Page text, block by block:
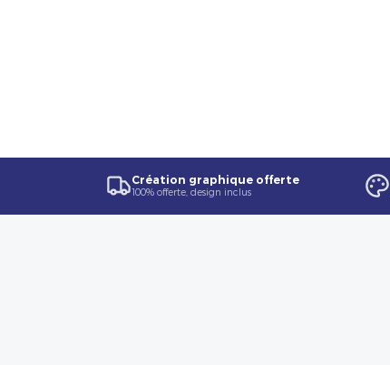
Création graphique offerte
100% offerte, design inclus